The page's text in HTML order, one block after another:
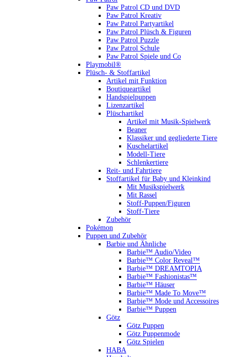
Paw Patrol CD und DVD
Paw Patrol Kreativ
Paw Patrol Partyartikel
Paw Patrol Plüsch & Figuren
Paw Patrol Puzzle
Paw Patrol Schule
Paw Patrol Spiele und Co
Playmobil®
Plüsch- & Stoffartikel
Artikel mit Funktion
Boutiqueartikel
Handspielpuppen
Lizenzartikel
Plüschartikel
Artikel mit Musik-Spielwerk
Beaner
Klassiker und gegliederte Tiere
Kuschelartikel
Modell-Tiere
Schlenkertiere
Reit- und Fahrtiere
Stoffartikel für Baby und Kleinkind
Mit Musikspielwerk
Mit Rassel
Stoff-Puppen/Figuren
Stoff-Tiere
Zubehör
Pokémon
Puppen und Zubehör
Barbie und Ähnliche
Barbie™ Audio/Video
Barbie™ Color Reveal™
Barbie™ DREAMTOPIA
Barbie™ Fashionistas™
Barbie™ Häuser
Barbie™ Made To Move™
Barbie™ Mode und Accessoires
Barbie™ Puppen
Götz
Götz Puppen
Götz Puppenmode
Götz Spielen
HABA